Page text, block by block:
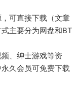
可直接下载（文章
主要分为网盘和BT
、绅士游戏等资
久会员可免费下载